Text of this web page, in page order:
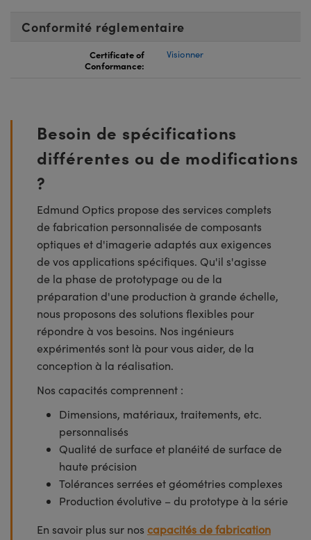
Conformité réglementaire
Certificate of
Conformance:
Visionner
Besoin de spécifications
différentes ou de modifications
?
Edmund Optics propose des services complets
de fabrication personnalisée de composants
optiques et d'imagerie adaptés aux exigences
de vos applications spécifiques. Qu'il s'agisse
de la phase de prototypage ou de la
préparation d'une production à grande échelle,
nous proposons des solutions flexibles pour
répondre à vos besoins. Nos ingénieurs
expérimentés sont là pour vous aider, de la
conception à la réalisation.
Nos capacités comprennent :
Dimensions, matériaux, traitements, etc.
personnalisés
Qualité de surface et planéité de surface de
haute précision
Tolérances serrées et géométries complexes
Production évolutive – du prototype à la série
En savoir plus sur nos capacités de fabrication